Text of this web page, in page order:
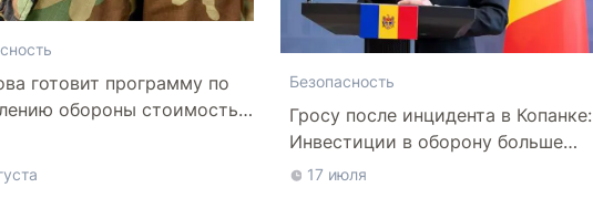
готовит программу по
обороны стоимостью
Безопасность
Гросу после инцидента в Копанке:
Инвестиции в оборону больше
нельзя откладывать
17 июля